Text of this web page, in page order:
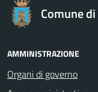
Comune
AMMINISTRAZIONE
Organi di governo